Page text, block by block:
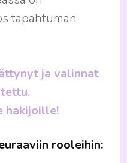
tapahtuman
ja valinnat
hakijoille!
rooleihin: